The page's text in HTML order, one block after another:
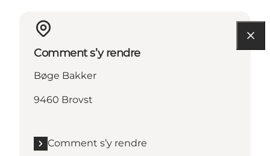
Comment s’y rendre
Bøge Bakker
9460 Brovst
Comment s’y rendre